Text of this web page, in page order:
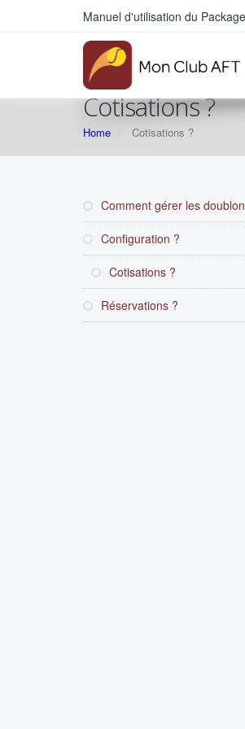
Manuel d'utilisation du
Cotisations ?
Home Cotisations ?
Comment gérer les
Configuration ?
Cotisations ?
Réservations ?